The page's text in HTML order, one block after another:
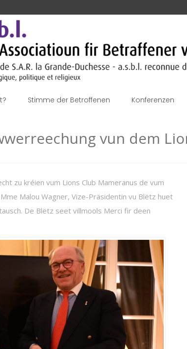
Stimme der Betroffenen Konferenzen
vun dem
zu kréien vum Lions Club Mameranus de vum
Malou Wagner, Vize-Präsidentin vu Blëtz huet
De Blëtz seet villmools Merci fir deen